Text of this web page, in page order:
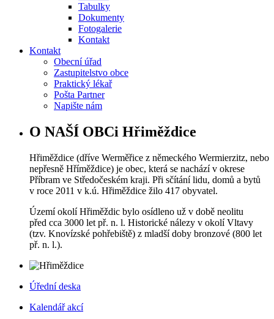
Tabulky
Dokumenty
Fotogalerie
Kontakt
Kontakt
Obecní úřad
Zastupitelstvo obce
Praktický lékař
Pošta Partner
Napište nám
O NAŠÍ OBCi Hřiměždice
Hřiměždice (dříve Werměřice z německého Wermierzitz, nebo
nepřesně Hříměždice) je obec, která se nachází v okrese
Příbram ve Středočeském kraji. Při sčítání lidu, domů a bytů
v roce 2011 v k.ú. Hřiměždice žilo 417 obyvatel.
Území okolí Hřiměždic bylo osídleno už v době neolitu
před cca 3000 let př. n. l. Historické nálezy v okolí Vltavy
(tzv. Knovízské pohřebiště) z mladší doby bronzové (800 let
př. n. l.).
Úřední deska
Kalendář akcí